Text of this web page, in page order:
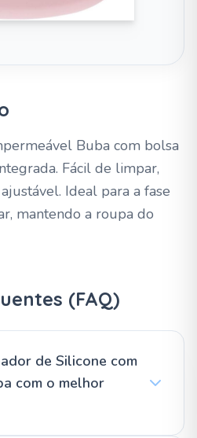
Buba com bolsa
Fácil de limpar,
Ideal para a fase
mantendo a roupa do
(FAQ)
de Silicone com
com o melhor